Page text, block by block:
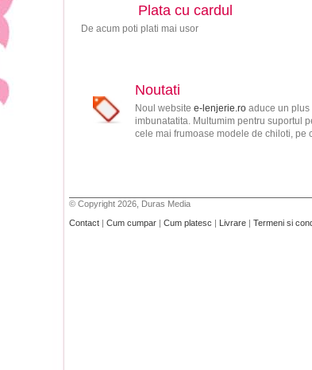
Plata cu cardul
De acum poti plati mai usor
Noutati
Noul website e-lenjerie.roaduce un plus
imbunatatita. Multumim pentru suportul
cele mai frumoase modele de chiloti, pe
© Copyright 2026, Duras Media
Contact | Cum cumpar | Cum platesc | Livrare | Termeni si